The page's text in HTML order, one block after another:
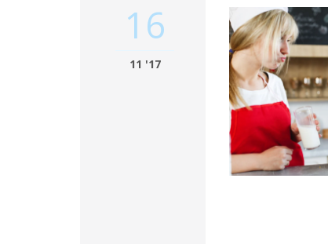
16
11 '17